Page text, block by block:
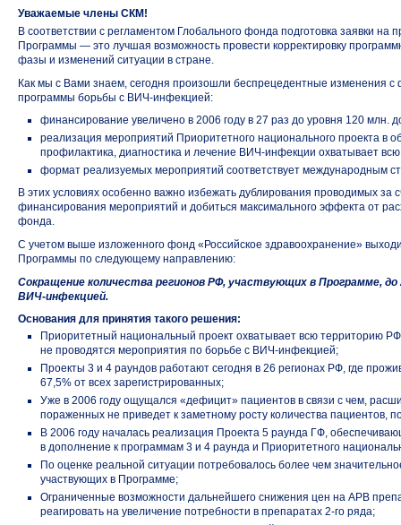
Уважаемые члены СКМ!
В соответствии с регламентом Глобального фонда подготовка заявки
Программы — это лучшая возможность провести корректировку
фазы и изменений ситуации в стране.
Как мы с Вами знаем, сегодня произошли беспрецедентные изменения
программы борьбы с ВИЧ-инфекцией:
финансирование увеличено в 2006 году в 27 раз до уровня 120 млн.
реализация мероприятий Приоритетного национального проекта в
профилактика, диагностика и лечение ВИЧ-инфекции охватывает
формат реализуемых мероприятий соответствует международным
В этих условиях особенно важно избежать дублирования проводимых за
финансирования мероприятий и добиться максимального эффекта от
фонда.
С учетом выше изложенного фонд «Российское здравоохранение»
Программы по следующему направлению:
Сокращение количества регионов РФ, участвующих в Программе, до
ВИЧ-инфекцией.
Основания для принятия такого решения:
Приоритетный национальный проект охватывает всю территорию РФ
не проводятся мероприятия по борьбе с ВИЧ-инфекцией;
Проекты 3 и 4 раундов работают сегодня в 26 регионах РФ, где
67,5% от всех зарегистрированных;
Уже в 2006 году ощущался «дефицит» пациентов в связи с чем,
пораженных не приведет к заметному росту количества
В 2006 году началась реализация Проекта 5 раунда ГФ,
в дополнение к программам 3 и 4 раунда и Приоритетного
По оценке реальной ситуации потребовалось более чем
участвующих в Программе;
Ограниченные возможности дальнейшего снижения цен на АРВ
реагировать на увеличение потребности в препаратах 2-го ряда;